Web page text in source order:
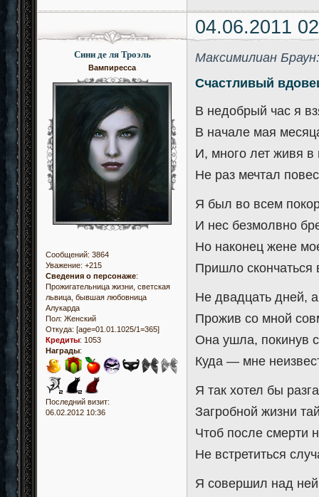
04.06.2011
Сини де ля Троэль
Вампиресса
Сообщений: 3864
Уважение: +215
Сведения о персонаже:
Прожигательница жизни, светская
львица, бывшая любовница
Алукарда
Пол: Женский
Откуда: [age=01.01.1025/1=365]
Кредиты: 1053
Награды:
Последний визит:
06.02.2012 10:36
Максимилиан
Счастливый
В недобрый час я
В начале мая
И, много лет живя в
Не раз мечтал
Я был во всем
И нес безмолвно
Но наконец жене
Пришло скончаться
Не двадцать дней,
Прожив со мной
Она ушла, покинув
Куда — мне
Я так хотел бы
Загробной жизни
Чтоб после смерти
Не встретиться
Я совершил над